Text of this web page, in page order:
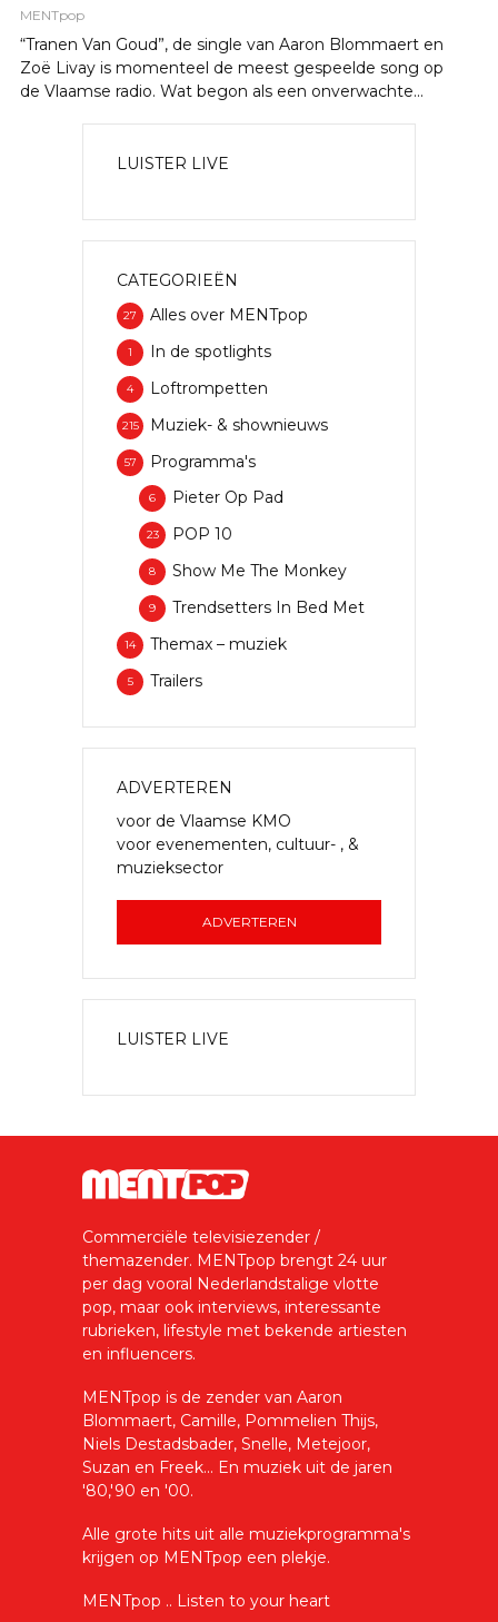
MENTpop
“Tranen Van Goud”, de single van Aaron Blommaert en
Zoë Livay is momenteel de meest gespeelde song op
de Vlaamse radio. Wat begon als een onverwachte...
LUISTER LIVE
CATEGORIEËN
Alles over MENTpop
27
In de spotlights
1
Loftrompetten
4
Muziek- & shownieuws
215
Programma's
57
Pieter Op Pad
6
POP 10
23
Show Me The Monkey
8
Trendsetters In Bed Met
9
Themax – muziek
14
Trailers
5
ADVERTEREN
voor de Vlaamse KMO
voor evenementen, cultuur- , &
muzieksector
ADVERTEREN
LUISTER LIVE
Commerciële televisiezender /
themazender. MENTpop brengt 24 uur
per dag vooral Nederlandstalige vlotte
pop, maar ook interviews, interessante
rubrieken, lifestyle met bekende artiesten
en influencers.
MENTpop is de zender van Aaron
Blommaert, Camille, Pommelien Thijs,
Niels Destadsbader, Snelle, Metejoor,
Suzan en Freek... En muziek uit de jaren
'80,'90 en '00.
Alle grote hits uit alle muziekprogramma's
krijgen op MENTpop een plekje.
MENTpop .. Listen to your heart